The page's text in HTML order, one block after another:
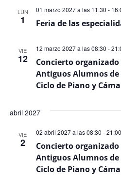
LUN
1 Feria de las
01 marzo 2027 a las 11:30 -
VIE
12
Concierto
Antiguos Alumnos de
Ciclo de Piano y
12 marzo 2027 a las 08:30 -
abril 2027
VIE
2
Concierto
Antiguos Alumnos de
Ciclo de Piano y
02 abril 2027 a las 08:30 -21:00